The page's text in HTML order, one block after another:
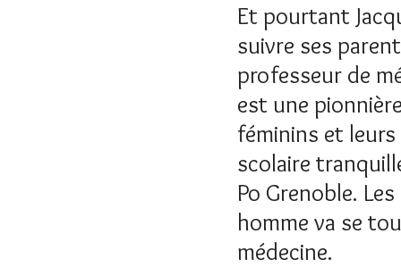
Et pourtant
suivre ses
professeur de
est une
féminins et
scolaire
Po Grenoble.
homme va se
médecine.